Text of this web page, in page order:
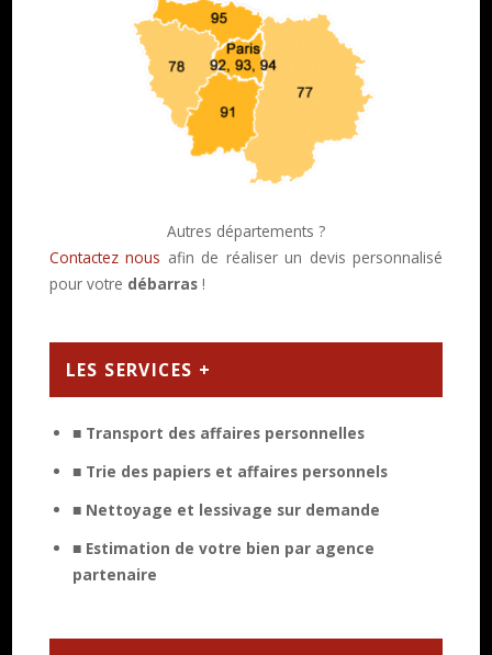
Autres départements ?
Contactez nous afin de réaliser un devis personnalisé
pour votre débarras!
LES SERVICES +
■ Transport des affaires personnelles
■ Trie des papiers et affaires personnels
■ Nettoyage et lessivage sur demande
■ Estimation de votre bien par agence
partenaire